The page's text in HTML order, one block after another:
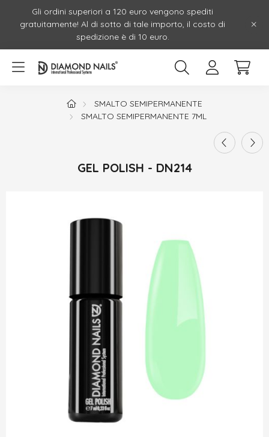
Gli ordini superiori a 120 euro vengono spediti
gratuitamente! Al di sotto di tale importo, il costo di
spedizione è di 10 euro.
SMALTO SEMIPERMANENTE
SMALTO SEMIPERMANENTE 7ML
GEL POLISH - DN214